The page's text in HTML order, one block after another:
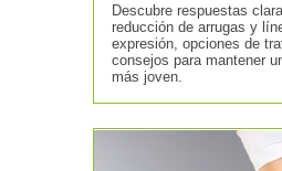
Descubre respuestas
reducción de arrugas y
expresión, opciones de
consejos para mantener
más joven.